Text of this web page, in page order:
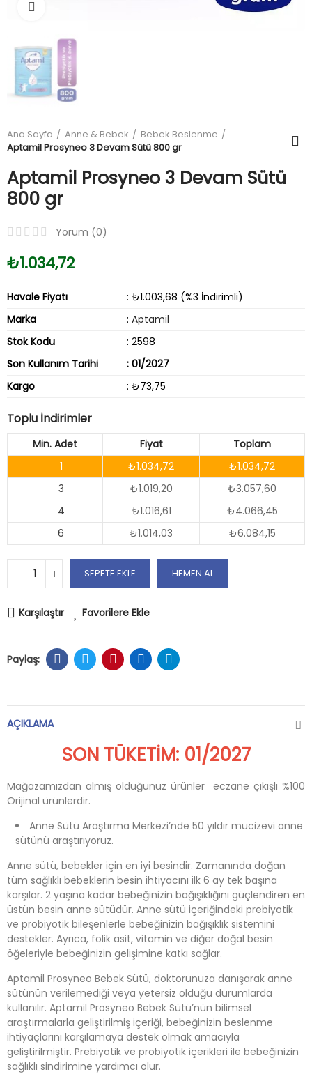
Ana Sayfa Anne & Bebek
Bebek Beslenme
Aptamil Prosyneo 3 Devam Sütü 800 gr
Aptamil Prosyneo 3 Devam Sütü
800 gr
Yorum (0)
₺1.034,72
Havale Fiyatı
: ₺1.003,68 (%3 İndirimli)
Marka
: Aptamil
Stok Kodu
: 2598
Son Kullanım Tarihi
: 01/2027
Kargo
: ₺73,75
Toplu İndirimler
Min. Adet Fiyat
Toplam
1
₺1.034,72
₺1.034,72
3
₺1.019,20
₺3.057,60
4
₺1.016,61
₺4.066,45
6
₺1.014,03 ₺6.084,15
SEPETE EKLE HEMEN AL
Karşılaştır Favorilere Ekle
AÇIKLAMA
SON TÜKETİM: 01/2027
Mağazamızdan almış olduğunuz ürünler eczane çıkışlı %100
Orijinal ürünlerdir.
Anne Sütü Araştırma Merkezi’nde 50 yıldır mucizevi anne
sütünü araştırıyoruz.
Anne sütü, bebekler için en iyi besindir. Zamanında doğan
tüm sağlıklı bebeklerin besin ihtiyacını ilk 6 ay tek başına
karşılar. 2 yaşına kadar bebeğinizin bağışıklığını güçlendiren en
üstün besin anne sütüdür. Anne sütü içeriğindeki prebiyotik
ve probiyotik bileşenlerle bebeğinizin bağışıklık sistemini
destekler. Ayrıca, folik asit, vitamin ve diğer doğal besin
öğeleriyle bebeğinizin gelişimine katkı sağlar.
Aptamil Prosyneo Bebek Sütü, doktorunuza danışarak anne
sütünün verilemediği veya yetersiz olduğu durumlarda
kullanılır. Aptamil Prosyneo Bebek Sütü’nün bilimsel
araştırmalarla geliştirilmiş içeriği, bebeğinizin beslenme
ihtiyaçlarını karşılamaya destek olmak amacıyla
geliştirilmiştir. Prebiyotik ve probiyotik içerikleri ile bebeğinizin
sağlıklı sindirimine yardımcı olur.